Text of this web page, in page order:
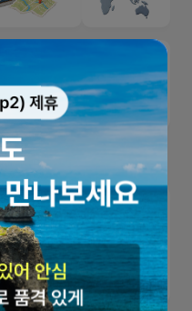
베트남 G car
1등이니까